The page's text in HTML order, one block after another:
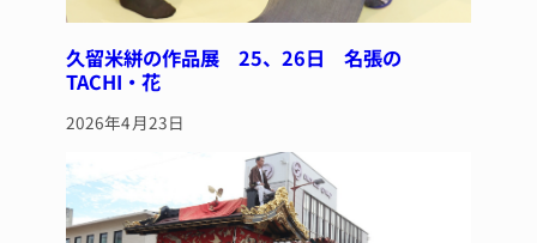
久留米絣の作品展 25、26日 名張の
TACHI・花
2026年4月23日